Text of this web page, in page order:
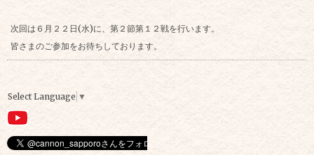
次回は６月２２日(水)に、第２節第１２戦を行います。
皆さまのご参加をお待ちしております。
Select Language ▼